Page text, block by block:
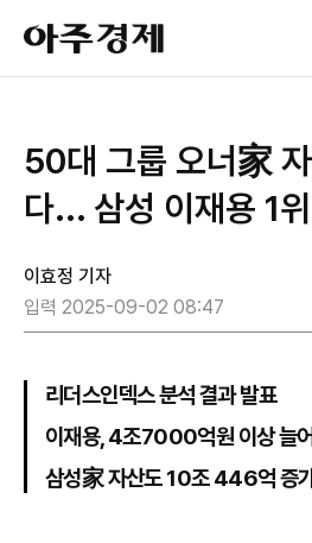
아
주
경
50대 그룹 오너家
다... 삼성 이재용 1위
이효정 기자
입력 2025-09-02 08:47
리더스인덱스 분석 결과 발표
이재용, 4조7000억원 이상 늘어
삼성家 자산도 10조 446억 증